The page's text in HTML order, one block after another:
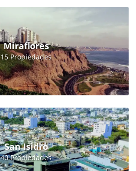
Miraflores
15 Propiedades
San Isidro
40 Propiedades